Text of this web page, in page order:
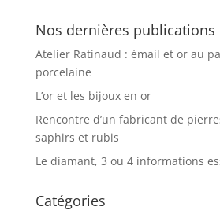
Nos dernières publications
Atelier Ratinaud : émail et or au
porcelaine
L’or et les bijoux en or
Rencontre d’un fabricant de
saphirs et rubis
Le diamant, 3 ou 4 informations
Catégories